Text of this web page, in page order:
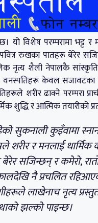
यो विशेष परम्परामा
रुखका पातहरू बेरेर
नृत्य शैली नेपालकै
केवल सजावटका
शरीर ढाक्ने परम्परा
शुद्धि र आत्मिक तयारीको
सुकनाली कुइँवामा
र मनलाई धार्मिक
सजिन्छन् र कमेरो,
कालदेखि नै प्रचलित
लाखेनाच नृत्य प्रस्तुत
झल्को पाइन्छ।